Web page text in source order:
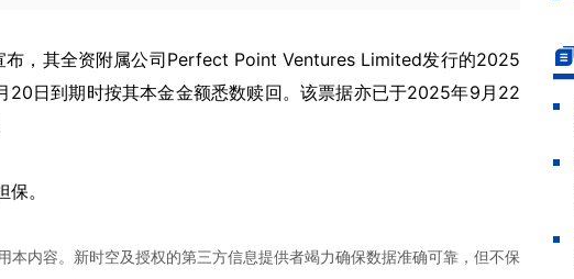
布，其全资附属公司Perfect Point Ventures Limited发行的2025
日到期时按其本金金额悉数赎回。该票据亦已于2025年9月22
。
本内容。新时空及授权的第三方信息提供者竭力确保数据准确可靠，但不保